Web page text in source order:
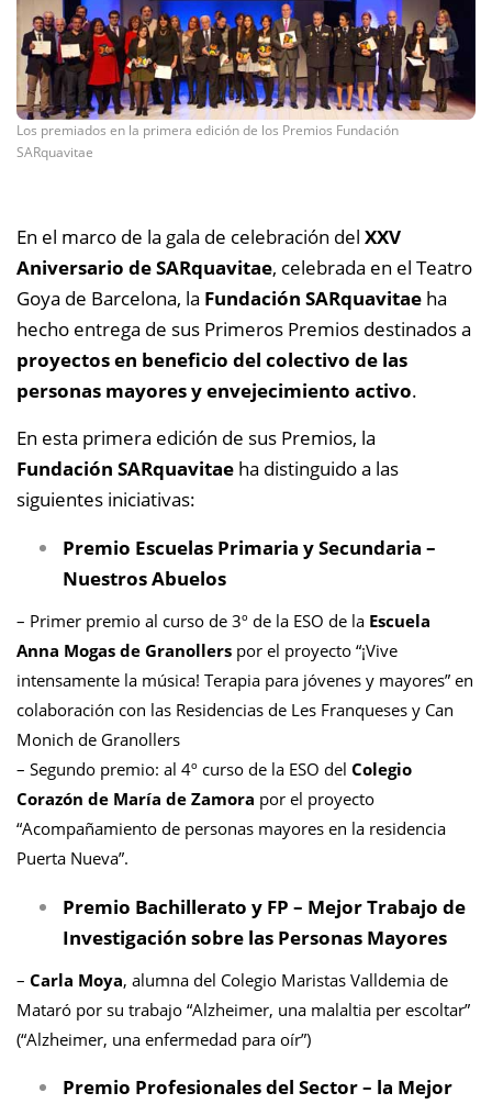
Los premiados en la primera edición de los Premios Fundación
SARquavitae
En el marco de la gala de celebración del XXV
Aniversario de SARquavitae, celebrada en el Teatro
Goya de Barcelona, la Fundación SARquavitae ha
hecho entrega de sus Primeros Premios destinados a
proyectos en beneficio del colectivo de las
personas mayores y envejecimiento activo.
En esta primera edición de sus Premios, la
Fundación SARquavitae ha distinguido a las
siguientes iniciativas:
Premio Escuelas Primaria y Secundaria –
Nuestros Abuelos
– Primer premio al curso de 3º de la ESO de la Escuela
Anna Mogas de Granollers por el proyecto “¡Vive
intensamente la música! Terapia para jóvenes y mayores” en
colaboración con las Residencias de Les Franqueses y Can
Monich de Granollers
– Segundo premio: al 4º curso de la ESO del Colegio
Corazón de María de Zamora por el proyecto
“Acompañamiento de personas mayores en la residencia
Puerta Nueva”.
Premio Bachillerato y FP – Mejor Trabajo de
Investigación sobre las Personas Mayores
– Carla Moya, alumna del Colegio Maristas Valldemia de
Mataró por su trabajo “Alzheimer, una malaltia per escoltar”
(“Alzheimer, una enfermedad para oír”)
Premio Profesionales del Sector – la Mejor